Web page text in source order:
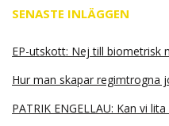
SENASTE INLÄGGEN
EP-utskott: Nej till biometrisk
Hur man skapar regimtrogna
PATRIK ENGELLAU: Kan vi